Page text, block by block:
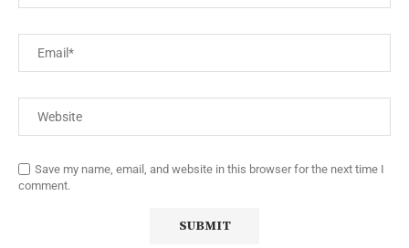
Save my name, email, and website in this browser for the next time I
comment.